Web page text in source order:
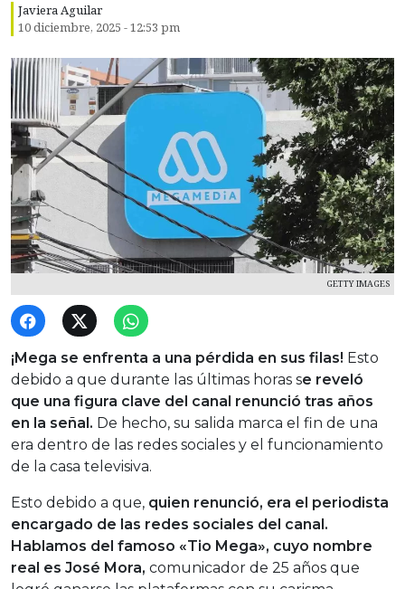
Javiera Aguilar
10 diciembre, 2025 - 12:53 pm
GETTY IMAGES
¡Mega se enfrenta a una pérdida en sus filas! Esto
debido a que durante las últimas horas se reveló
que una figura clave del canal renunció tras años
en la señal. De hecho, su salida marca el fin de una
era dentro de las redes sociales y el funcionamiento
de la casa televisiva.
Esto debido a que, quien renunció, era el periodista
encargado de las redes sociales del canal.
Hablamos del famoso «Tio Mega», cuyo nombre
real es José Mora, comunicador de 25 años que